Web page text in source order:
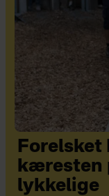
Forelsket
kæresten
lykkelige